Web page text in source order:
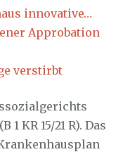
innovative…
Approbation
verstirbt
KR 15/21 R). Das